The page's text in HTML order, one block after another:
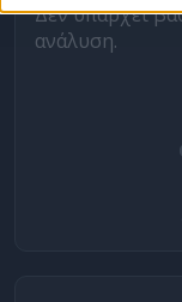
Δεν υπάρχει
ανάλυση.